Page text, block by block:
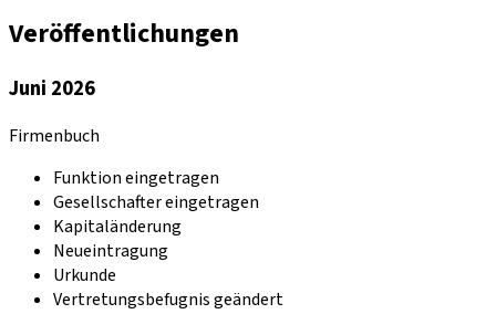
Veröffentlichungen
Juni 2026
Firmenbuch
Funktion eingetragen
Gesellschafter eingetragen
Kapitaländerung
Neueintragung
Urkunde
Vertretungsbefugnis geändert